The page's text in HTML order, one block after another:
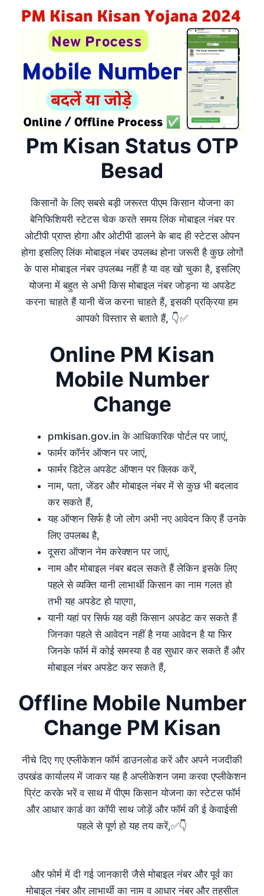
Pm Kisan Status OTP
Besad
किसानों के लिए सबसे बड़ी जरूरत पीएम किसान योजना का
बेनिफिशियरी स्टेटस चेक करते समय लिंक मोबाइल नंबर पर
ओटीपी प्राप्त होगा और ओटीपी डालने के बाद ही स्टेटस ओपन
होगा इसलिए लिंक मोबाइल नंबर उपलब्ध होना जरूरी है कुछ लोगों
के पास मोबाइल नंबर उपलब्ध नहीं है या वह खो चुका है, इसलिए
योजना में बहुत से अभी किस मोबाइल नंबर जोड़ना या अपडेट
करना चाहते हैं यानी चेंज करना चाहते हैं, इसकी प्रक्रिया हम
आपको विस्तार से बताते हैं, 👇✅
Online PM Kisan
Mobile Number
Change
pmkisan.gov.in के आधिकारिक पोर्टल पर जाएं,
फार्मर कॉर्नर ऑप्शन पर जाएं,
फार्मर डिटेल अपडेट ऑप्शन पर क्लिक करें,
नाम, पता, जेंडर और मोबाइल नंबर में से कुछ भी बदलाव
कर सकते हैं,
यह ऑप्शन सिर्फ है जो लोग अभी नए आवेदन किए हैं उनके
लिए उपलब्ध है,
दूसरा ऑप्शन नेम करेक्शन पर जाएं,
नाम और मोबाइल नंबर बदल सकते हैं लेकिन इसके लिए
पहले से व्यक्ति यानी लाभार्थी किसान का नाम गलत हो
तभी यह अपडेट हो पाएगा,
यानी यहां पर सिर्फ यह वही किसान अपडेट कर सकते हैं
जिनका पहले से आवेदन नहीं है नया आवेदन है या फिर
जिनके फॉर्म में कोई समस्या है वह सुधार कर सकते हैं और
मोबाइल नंबर अपडेट कर सकते हैं,
Offline Mobile Number
Change PM Kisan
नीचे दिए गए एप्लीकेशन फॉर्म डाउनलोड करें और अपने नजदीकी
उपखंड कार्यालय में जाकर यह है अप्लीकेशन जमा करवा एप्लीकेशन
प्रिंट करके भरें व साथ में पीएम किसान योजना का स्टेटस फॉर्म
और आधार कार्ड का कॉपी साथ जोड़ें और फॉर्म की ई केवाईसी
पहले से पूर्ण हो यह तय करें,✅👇
और फोर्म में दी गई जानकारी जैसे मोबाइल नंबर और पूर्व का
मोबाइल नंबर और लाभार्थी का नाम व आधार नंबर और तहसील